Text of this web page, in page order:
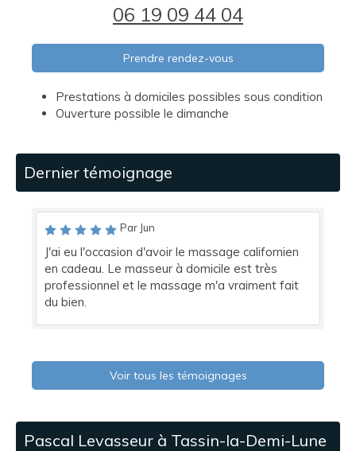
06 19 09 44 04
Prendre rendez-vous
Prestations à domiciles possibles sous condition
Ouverture possible le dimanche
Dernier témoignage
Par Jun
J'ai eu l'occasion d'avoir le massage californien
en cadeau. Le masseur à domicile est très
professionnel et le massage m'a vraiment fait
du bien.
Voir tous les témoignages
Pascal Levasseur à Tassin-la-Demi-Lune